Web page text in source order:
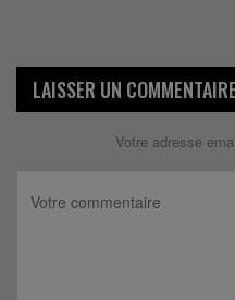
LAISSER UN COMMENTAIRE
Votre adresse